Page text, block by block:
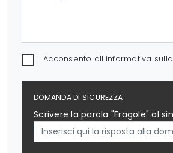
Acconsento all'informativa sulla
DOMANDA DI SICUREZZA
Scrivere la parola "Fragole" al